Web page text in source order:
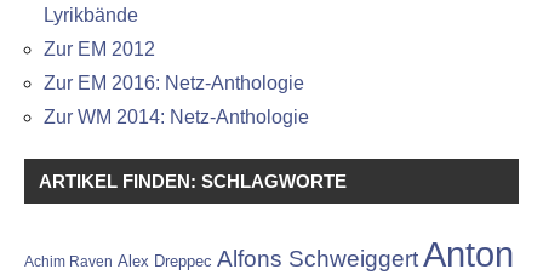
Lyrikbände
Zur EM 2012
Zur EM 2016: Netz-Anthologie
Zur WM 2014: Netz-Anthologie
ARTIKEL FINDEN: SCHLAGWORTE
Achim Raven Alex Dreppec Alfons Schweiggert Anton